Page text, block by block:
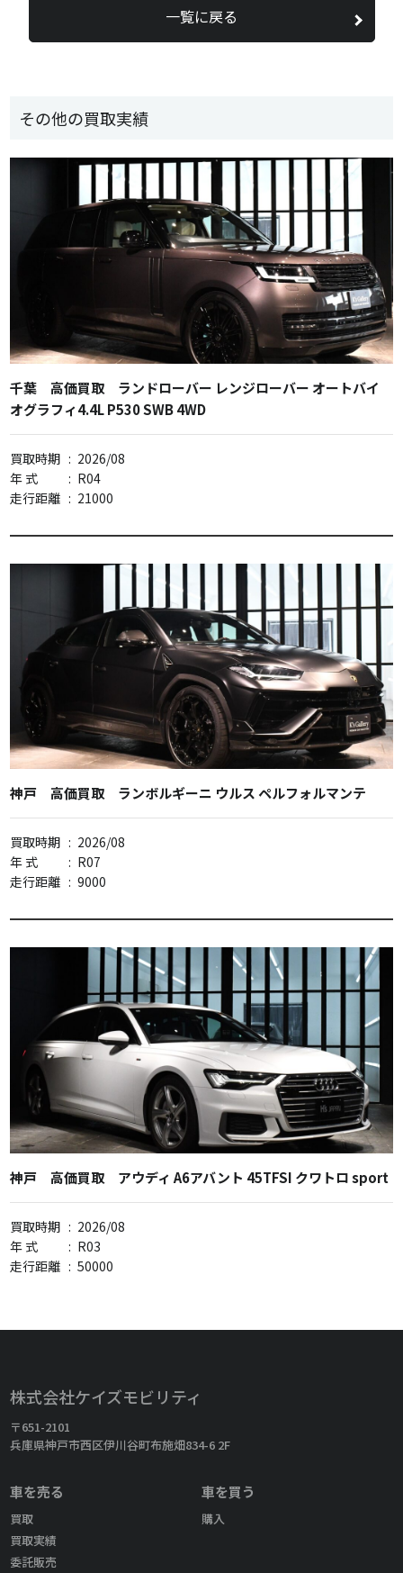
その他の買取実績
千葉 高価買取 ランドローバー レンジローバー オートバイ
オグラフィ4.4L P530 SWB 4WD
買取時期 : 2026/08
年 式
: R04
走行距離 : 21000
神戸 高価買取 ランボルギーニ ウルス ペルフォルマンテ
買取時期 : 2026/08
年 式
: R07
走行距離 : 9000
神戸 高価買取 アウディ A6アバント 45TFSI クワトロ sport
買取時期 : 2026/08
年 式
: R03
走行距離 : 50000
一覧に戻る
株式会社ケイズモビリティ
〒651-2101
兵庫県神戸市西区伊川谷町布施畑834-6 2F
車を売る
買取
買取実績
委託販売
車を買う
購入